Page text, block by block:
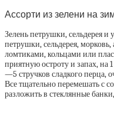
Ассорти из зелени на
Зелень петрушки, сельдерея и
петрушки, сельдерея,
ломтиками, кольцами или
приятную остроту и запах, на
—5 стручков сладкого перца,
Все тщательно перемешать с
разложить в стеклянные